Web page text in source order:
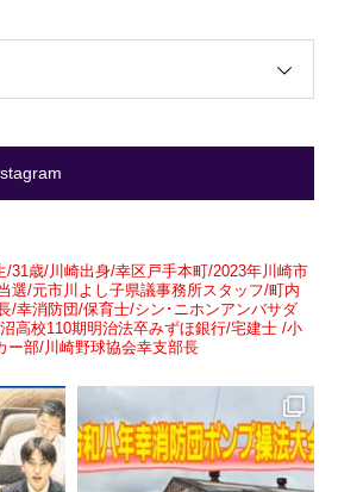
/31歳/川崎出身/幸区戸手本町/2023年川崎市
選/元市川よし子県議事務所スタッフ/町内
/幸消防団/保育士/シン･ニホンアンバサダ
高校110期明治法卒みずほ銀行/宅建士 /小
ー部/川崎野球協会幸支部長